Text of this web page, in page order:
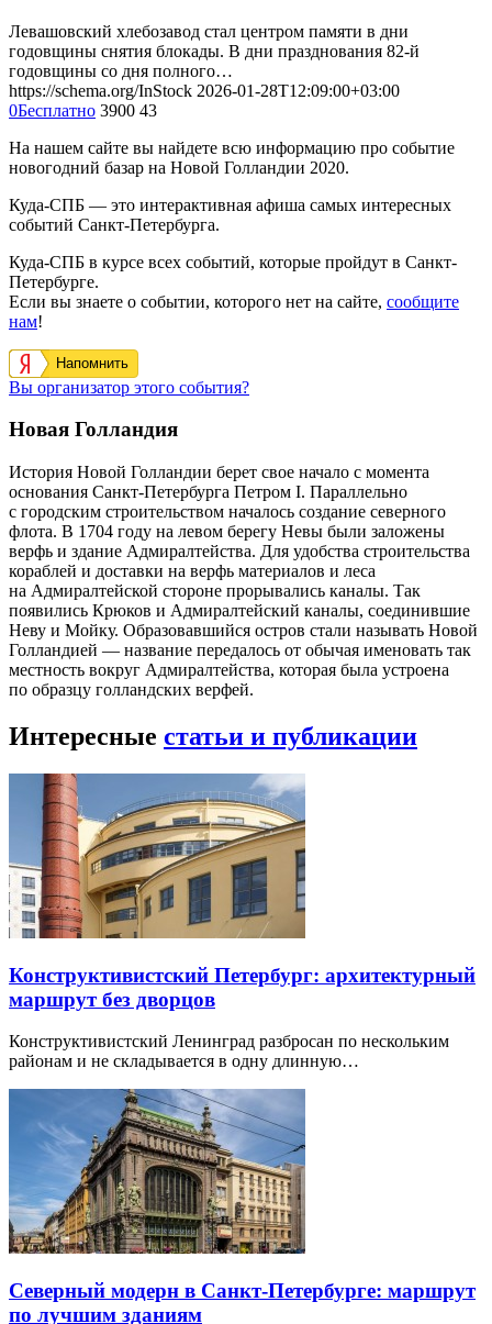
Левашовский хлебозавод стал центром памяти в дни
годовщины снятия блокады. В дни празднования 82-й
годовщины со дня полного…
https://schema.org/InStock 2026-01-28T12:09:00+03:00
0Бесплатно 3900 43
На нашем сайте вы найдете всю информацию про событие
новогодний базар на Новой Голландии 2020.
Куда-СПБ — это интерактивная афиша самых интересных
событий Санкт-Петербурга.
Куда-СПБ в курсе всех событий, которые пройдут в Санкт-
Петербурге.
Если вы знаете о событии, которого нет на сайте, сообщите
нам!
Напомнить
Вы организатор этого события?
Новая Голландия
История Новой Голландии берет свое начало с момента
основания Санкт-Петербурга Петром I. Параллельно
с городским строительством началось создание северного
флота. В 1704 году на левом берегу Невы были заложены
верфь и здание Адмиралтейства. Для удобства строительства
кораблей и доставки на верфь материалов и леса
на Адмиралтейской стороне прорывались каналы. Так
появились Крюков и Адмиралтейский каналы, соединившие
Неву и Мойку. Образовавшийся остров стали называть Новой
Голландией — название передалось от обычая именовать так
местность вокруг Адмиралтейства, которая была устроена
по образцу голландских верфей.
Интересные статьи и публикации
Конструктивистский Петербург: архитектурный
маршрут без дворцов
Конструктивистский Ленинград разбросан по нескольким
районам и не складывается в одну длинную…
Северный модерн в Санкт-Петербурге: маршрут
по лучшим зданиям